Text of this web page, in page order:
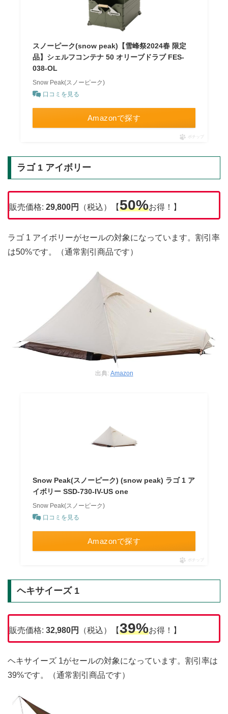
スノーピーク(snow peak)【雪峰祭2024春 限定
品】シェルフコンテナ 50 オリーブドラブ FES-
038-OL
Snow Peak(スノーピーク)
口コミを見る
Amazonで探す
ポチップ
ラゴ 1 アイボリー
販売価格: 29,800円 （税込）【50%お得！】
ラゴ 1 アイボリーがセールの対象になっています。割引率
は50%です。（通常割引商品です）
出典: Amazon
Snow Peak(スノーピーク) (snow peak) ラゴ 1 ア
イボリー SSD-730-IV-US one
Snow Peak(スノーピーク)
口コミを見る
Amazonで探す
ポチップ
ヘキサイーズ 1
販売価格: 32,980円 （税込）【39%お得！】
ヘキサイーズ 1がセールの対象になっています。割引率は
39%です。（通常割引商品です）